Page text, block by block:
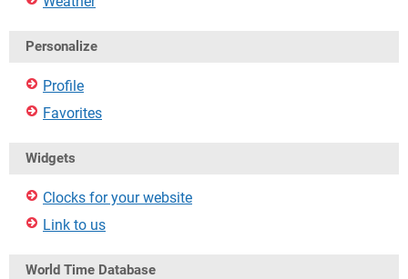
Personalize
Profile
Favorites
Widgets
Clocks for your website
Link to us
World Time Database